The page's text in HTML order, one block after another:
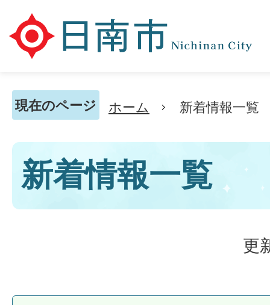
現在のページ ホーム 新着情報一覧
新着情報一覧
更